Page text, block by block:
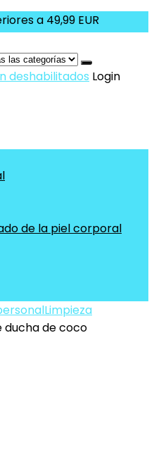
a 49,99 EUR
deshabilitados Login
de la piel corporal
Limpieza
ducha de coco